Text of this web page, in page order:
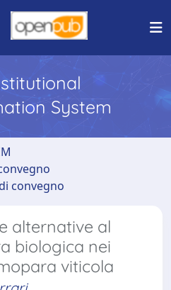
System
convegno
alternative al
biologica nei
viticola